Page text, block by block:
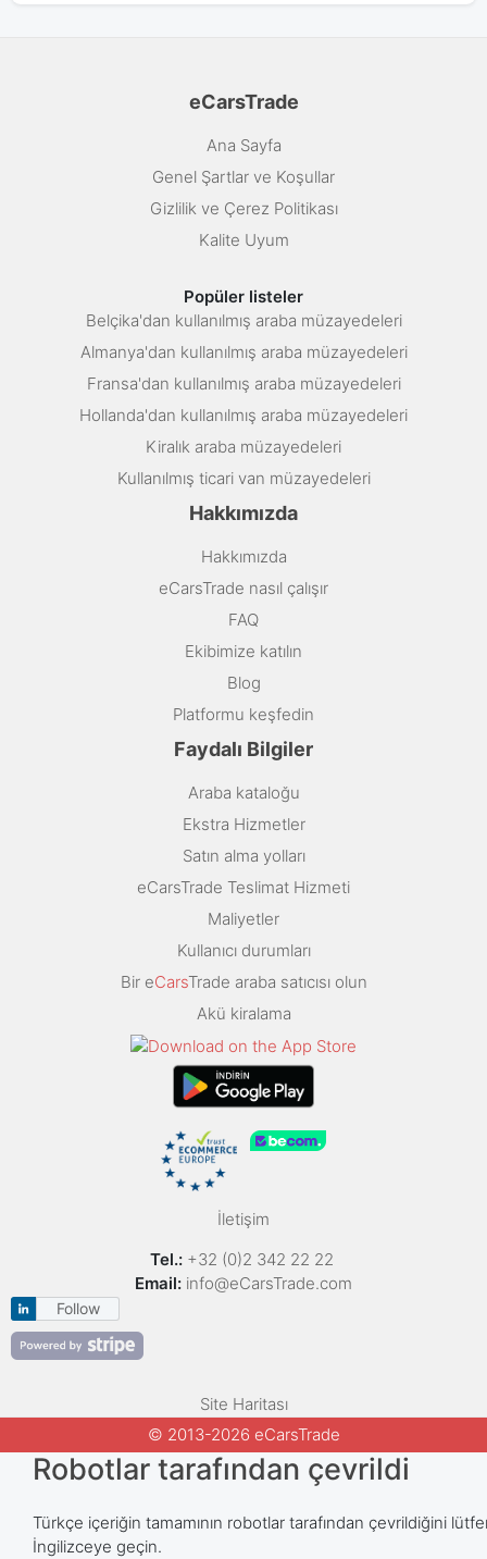
eCarsTrade
Ana Sayfa
Genel Şartlar ve Koşullar
Gizlilik ve Çerez Politikası
Kalite Uyum
Popüler listeler
Belçika'dan kullanılmış araba müzayedeleri
Almanya'dan kullanılmış araba müzayedeleri
Fransa'dan kullanılmış araba müzayedeleri
Hollanda'dan kullanılmış araba müzayedeleri
Kiralık araba müzayedeleri
Kullanılmış ticari van müzayedeleri
Hakkımızda
Hakkımızda
eCarsTrade nasıl çalışır
FAQ
Ekibimize katılın
Blog
Platformu keşfedin
Faydalı Bilgiler
Araba kataloğu
Ekstra Hizmetler
Satın alma yolları
eCarsTrade Teslimat Hizmeti
Maliyetler
Kullanıcı durumları
Bir eCarsTrade araba satıcısı olun
Akü kiralama
İletişim
Tel.: +32 (0)2 342 22 22
Email: info@eCarsTrade.com
Follow
Site Haritası
© 2013-2026 eCarsTrade
Robotlar tarafından çevrildi
Türkçe içeriğin tamamının robotlar tarafından çevrildiğini
İngilizceye geçin.